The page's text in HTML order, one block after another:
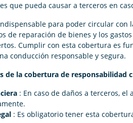
que pueda causar a terceros en
para poder circular con
de reparación de bienes y los
Cumplir con esta cobertura es
conducción responsable y segura.
de la cobertura de responsabilidad
: En caso de daños a terceros,
: Es obligatorio tener esta